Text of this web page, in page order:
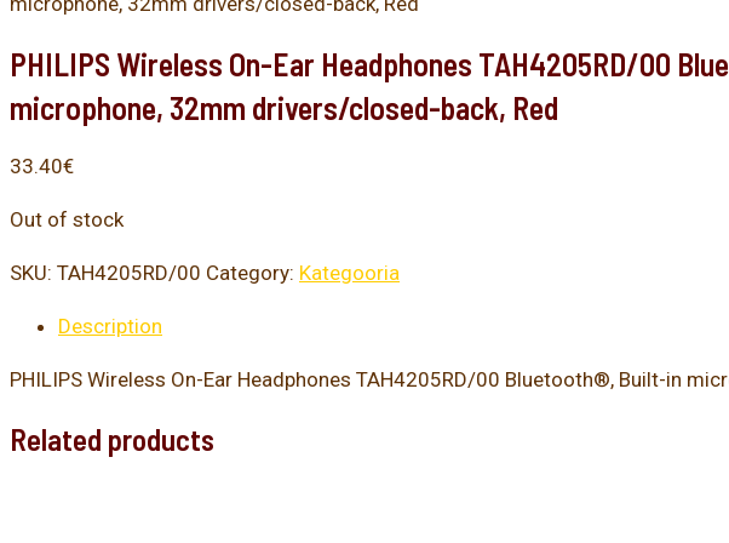
PHILIPS Wireless On-Ear Headphones TAH4205RD/00
microphone, 32mm drivers/closed-back, Red
33.40€
Out of stock
SKU: TAH4205RD/00 Category: Kategooria
Description
PHILIPS Wireless On-Ear Headphones TAH4205RD/00 Bluetooth®, Built-in
Related products